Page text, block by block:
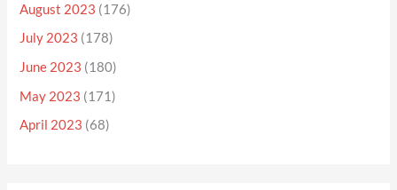
August 2023 (176)
July 2023 (178)
June 2023 (180)
May 2023 (171)
April 2023 (68)